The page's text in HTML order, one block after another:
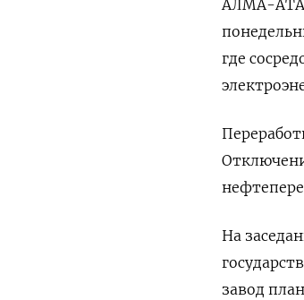
АЛМА-АТА,
где
На
завод